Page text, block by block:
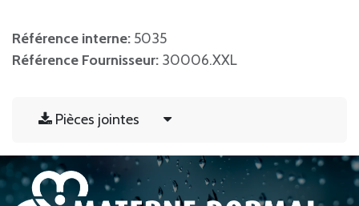
Référence interne: 5035
Référence Fournisseur: 30006.XXL
Pièces jointes